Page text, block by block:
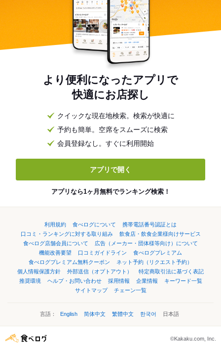
より便利になったアプリで
快適にお店探し
クイックな現在地検索。検索が快適に
予約も簡単。空席をスムーズに検索
会員登録なし。すぐに利用開始
アプリで開く
アプリなら1ヶ月無料でランキング検索！
利用規約 食べログについて
携帯電話番号認証とは
口コミ・ランキングに対する取り組み
飲食店・飲食企業様向けサービス
食べログ店舗会員について
広告（メーカー・団体様等向け）について
機能改善要望
口コミガイドライン
食べログプレミアム
食べログプレミアム無料クーポン
ネット予約（リクエスト予約）
個人情報保護方針
外部送信（オプトアウト）
特定商取引法に基づく表記
推奨環境
ヘルプ・お問い合わせ 採用情報 企業情報
キーワード一覧
サイトマップ
チェーン一覧
言語： English 简体中文 繁體中文 한국어 日本語
©Kakaku.com, Inc.